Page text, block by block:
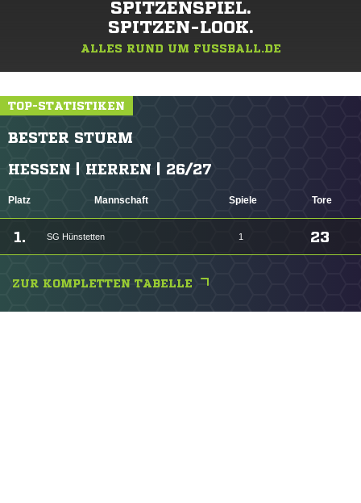
SPITZENSPIEL.
SPITZEN-LOOK.
ALLES RUND UM FUSSBALL.DE
TOP-STATISTIKEN
BESTER STURM
HESSEN | HERREN | 26/27
Platz Mannschaft Spiele Tore
1. SG Hünstetten 1 23
ZUR KOMPLETTEN TABELLE